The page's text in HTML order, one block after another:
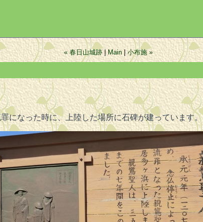
« 春日山城跡 |Main|小布施 »
になった時に、上陸した場所に石碑が建っています。